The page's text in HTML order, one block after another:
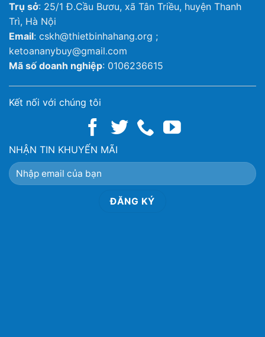
Trụ sở: 25/1 Đ.Cầu Bươu, xã Tân Triều, huyện Thanh
Trì, Hà Nội
Email: cskh@thietbinhahang.org ;
ketoananybuy@gmail.com
Mã số doanh nghiệp: 0106236615
Kết nối với chúng tôi
NHẬN TIN KHUYẾN MÃI